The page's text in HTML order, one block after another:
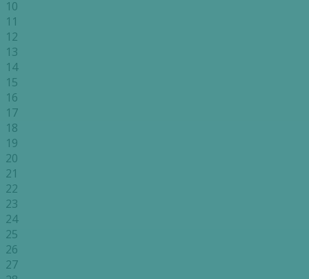
10
11
12
13
14
15
16
17
18
19
20
21
22
23
24
25
26
27